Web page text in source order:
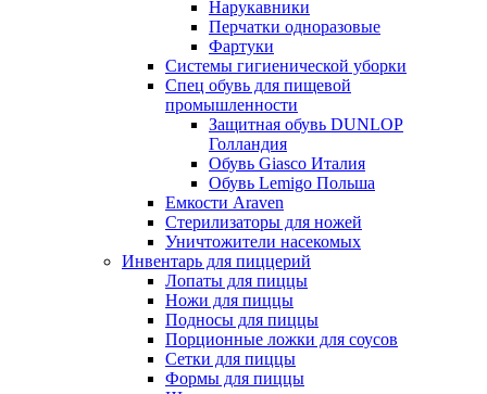
Нарукавники
Перчатки одноразовые
Фартуки
Системы гигиенической уборки
Спец обувь для пищевой
промышленности
Защитная обувь DUNLOP
Голландия
Обувь Giasco Италия
Обувь Lemigo Польша
Емкости Araven
Стерилизаторы для ножей
Уничтожители насекомых
Инвентарь для пиццерий
Лопаты для пиццы
Ножи для пиццы
Подносы для пиццы
Порционные ложки для соусов
Сетки для пиццы
Формы для пиццы